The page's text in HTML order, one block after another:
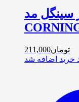
نوری 48 کر سینگل مد
تومان211,000
خرید اضافه شد